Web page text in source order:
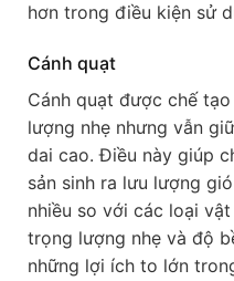
hơn trong điều kiện sử
Cánh quạt
Cánh quạt được chế
lượng nhẹ nhưng vẫn
dai cao. Điều này giúp
sản sinh ra lưu lượng
nhiều so với các loại
trọng lượng nhẹ và độ
những lợi ích to lớn